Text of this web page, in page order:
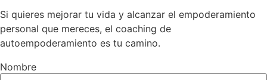
Si quieres mejorar tu vida y alcanzar el empoderamiento
personal que mereces, el coaching de
autoempoderamiento es tu camino.
Nombre